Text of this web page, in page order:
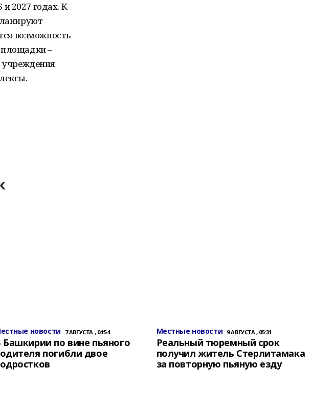
2027 годах. К
возможность
–
учреждения
новости 7 АВГУСТА , 04:54
Башкирии по вине пьяного
погибли двое
Местные новости 9 АВГУСТА , 05:31
Реальный тюремный срок
получил житель Стерлитамака
за повторную пьяную езду